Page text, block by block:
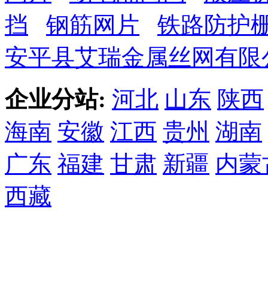
挡
钢筋网片
铁路防护
安平县艾瑞金属丝网有限
企业分站: 河北 山东 陕西
海南 安徽 江西 贵州 湖南
广东 福建 甘肃 新疆 内蒙
西藏